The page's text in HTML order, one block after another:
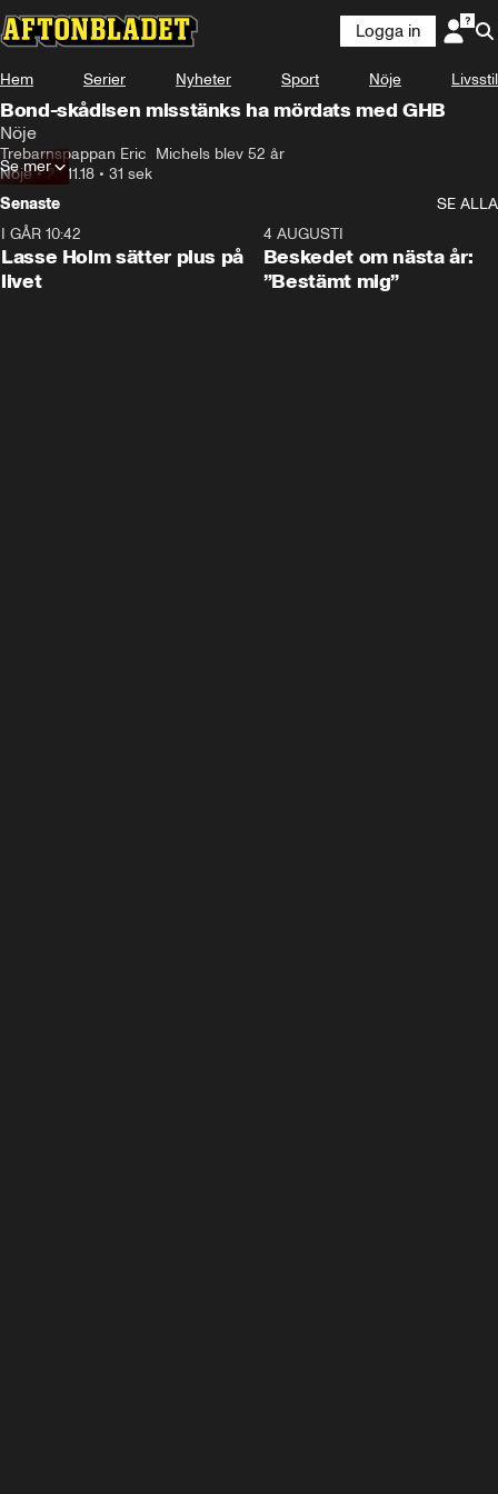
Logga in
Hem Serier Nyheter Sport Nöje Livsstil
Bond-skådisen misstänks ha mördats med GHB
Nöje
Trebarnspappan Eric  Michels blev 52 år
Nöje•23.11.18 • 31 sek
Se mer
Senaste
SE ALLA
I GÅR 10:42
Lasse Holm sätter plus på
livet
4 AUGUSTI
Beskedet om nästa år:
”Bestämt mig”